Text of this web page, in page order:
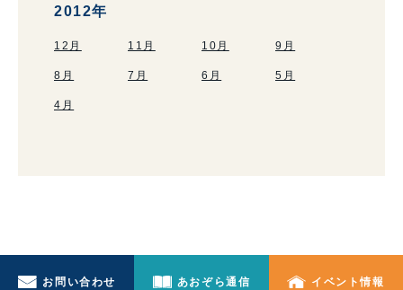
2012年
12月 11月 10月 9月
8月 7月 6月 5月
4月
お問い合わせ あおぞら通信 イベント情報